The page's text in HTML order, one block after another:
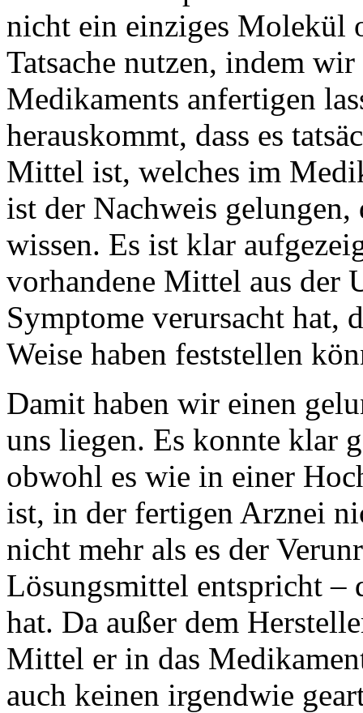
nicht ein einziges Molekül
Tatsache nutzen, indem
Medikaments anfertigen
herauskommt, dass es
Mittel ist, welches im
ist der Nachweis
wissen. Es ist klar
vorhandene Mittel aus der
Symptome verursacht hat,
Weise haben feststellen
Damit haben wir einen
uns liegen. Es konnte klar
obwohl es wie in einer
ist, in der fertigen Arznei
nicht mehr als es der
Lösungsmittel entspricht –
hat. Da außer dem
Mittel er in das
auch keinen irgendwie